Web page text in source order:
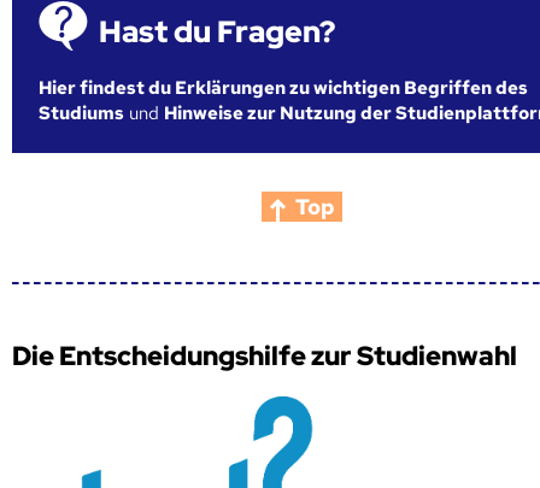
Hast du Fragen?
Hier findest du Erklärungen zu wichtigen Begriffen des
Studiums und Hinweise zur Nutzung der
Top
Die Entscheidungshilfe zur Studienwahl